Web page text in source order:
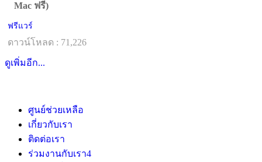
Mac ฟรี)
ฟรีแวร์
ดาวน์โหลด : 71,226
ดูเพิ่มอีก...
ศูนย์ช่วยเหลือ
เกี่ยวกับเรา
ติดต่อเรา
ร่วมงานกับเรา4